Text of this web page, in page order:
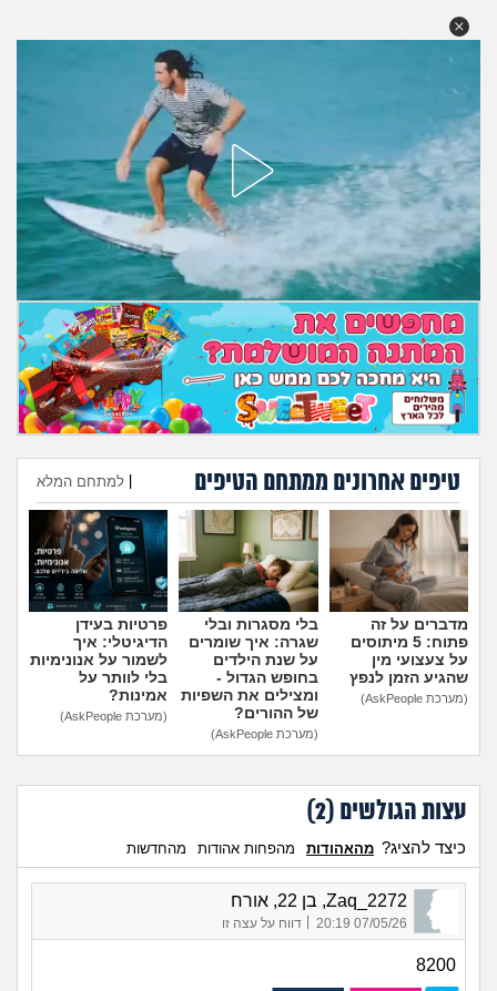
לימודים וסטודנטים
עבודה וקריירה
חברים ואנשים
בית, שכנים ושותפים
מה שעובר עליי
שומרים על הגוף
פיננסי וכלכלה
בין הסדינים
חיות מחמד
יוקר המחיה
גאווה
טיפים אחרונים ממתחם הטיפים למתחם המלא
הוספת טיפ
מדברים על זה
פתוח: 5 מיתוסים
על צעצועי מין
שהגיע הזמן לנפץ
(מערכת AskPeople)
בלי מסגרות ובלי
שגרה: איך שומרים
על שנת הילדים
בחופש הגדול -
ומצילים את השפיות
של ההורים?
(מערכת AskPeople)
פרטיות בעידן
הדיגיטלי: איך
לשמור על אנונימיות
בלי לוותר על
אמינות?
(מערכת AskPeople)
עצות הגולשים (2
)
כיצד להציג? מהאהודות מהפחות אהודות מהחדשות
Zaq_2272, בן 22, אורח
07/05/26 20:19 דווח על עצה זו
8200